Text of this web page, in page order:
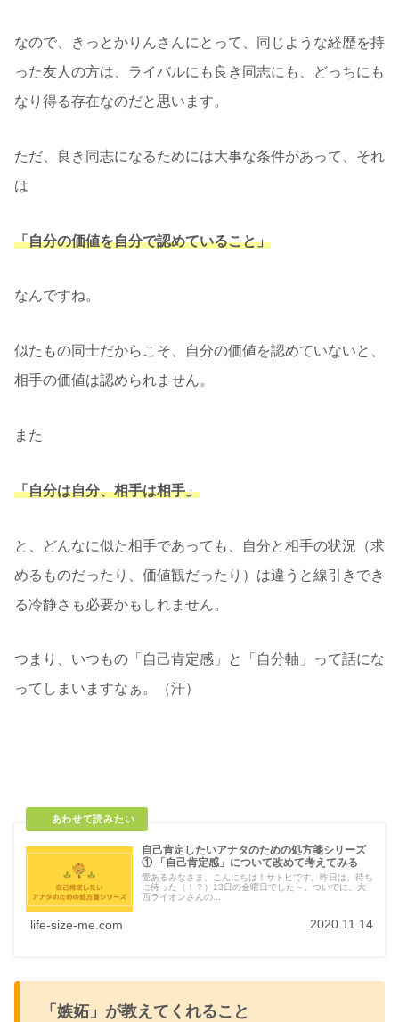
なので、きっとかりんさんにとって、同じような経歴を持
った友人の方は、ライバルにも良き同志にも、どっちにも
なり得る存在なのだと思います。
ただ、良き同志になるためには大事な条件があって、それ
は
「自分の価値を自分で認めていること」
なんですね。
似たもの同士だからこそ、自分の価値を認めていないと、
相手の価値は認められません。
また
「自分は自分、相手は相手」
と、どんなに似た相手であっても、自分と相手の状況（求
めるものだったり、価値観だったり）は違うと線引きでき
る冷静さも必要かもしれません。
つまり、いつもの「自己肯定感」と「自分軸」って話にな
ってしまいますなぁ。（汗）
自己肯定したいアナタのための処方箋シリーズ
① 「自己肯定感」について改めて考えてみる
愛あるみなさま、こんにちは！サトヒです。昨日は、待ち
に待った（！？）13日の金曜日でした～。ついでに、大
西ライオンさんの...
life-size-me.com 2020.11.14
「嫉妬」が教えてくれること